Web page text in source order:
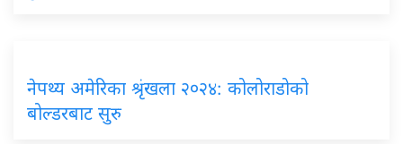
नेपथ्य अमेरिका श्रृंखला २०२४: कोलोराडोको
बोल्डरबाट सुरु